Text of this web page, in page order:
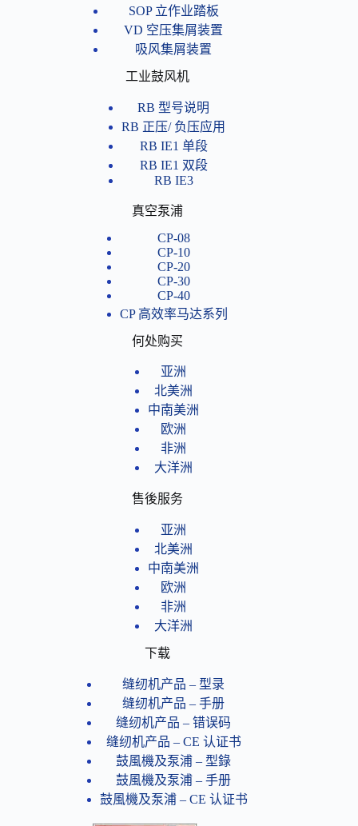
SOP 立作业踏板
VD 空压集屑装置
吸风集屑装置
工业鼓风机
RB 型号说明
RB 正压/ 负压应用
RB IE1 单段
RB IE1 双段
RB IE3
真空泵浦
CP-08
CP-10
CP-20
CP-30
CP-40
CP 高效率马达系列
何处购买
亚洲
北美洲
中南美洲
欧洲
非洲
大洋洲
售後服务
亚洲
北美洲
中南美洲
欧洲
非洲
大洋洲
下载
缝纫机产品 – 型录
缝纫机产品 – 手册
缝纫机产品 – 错误码
缝纫机产品​ – CE 认证书
鼓風機及泵浦 – 型錄
鼓風機及泵浦 – 手册
鼓風機及泵浦 – CE 认证书